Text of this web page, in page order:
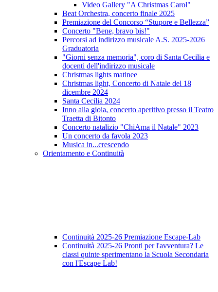
Video Gallery "A Christmas Carol"
Beat Orchestra, concerto finale 2025
Premiazione del Concorso “Stupore e Bellezza”
Concerto "Bene, bravo bis!"
Percorsi ad indirizzo musicale A.S. 2025-2026
Graduatoria
"Giorni senza memoria", coro di Santa Cecilia e
docenti dell'indirizzo musicale
Christmas lights matinee
Christmas light, Concerto di Natale del 18
dicembre 2024
Santa Cecilia 2024
Inno alla gioia, concerto aperitivo presso il Teatro
Traetta di Bitonto
Concerto natalizio "ChiAma il Natale" 2023
Un concerto da favola 2023
Musica in...crescendo
Orientamento e Continuità
Continuità 2025-26 Premiazione Escape-Lab
Continuità 2025-26 Pronti per l'avventura? Le
classi quinte sperimentano la Scuola Secondaria
con l'Escape Lab!